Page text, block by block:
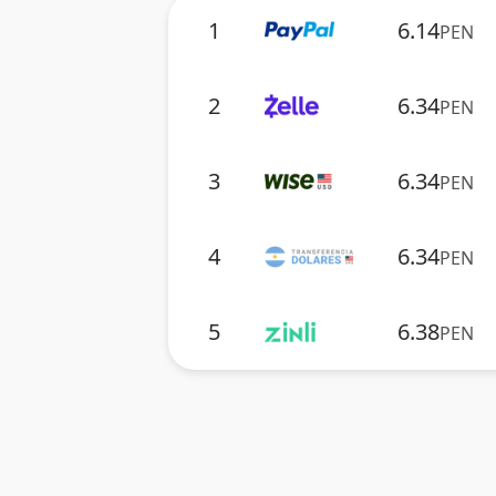
1 6.14PEN
2 6.34PEN
3 6.34PEN
4 6.34PEN
5 6.38PEN